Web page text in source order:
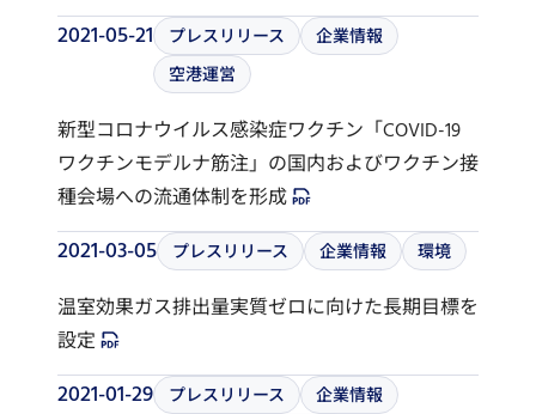
2021-05-21 プレスリリース
企業情報
空港運営
新型コロナウイルス感染症ワクチン「COVID-19
ワクチンモデルナ筋注」の国内およびワクチン接
種会場への流通体制を形成
2021-03-05 プレスリリース 企業情報 環境
温室効果ガス排出量実質ゼロに向けた長期目標を
設定
2021-01-29 プレスリリース
企業情報